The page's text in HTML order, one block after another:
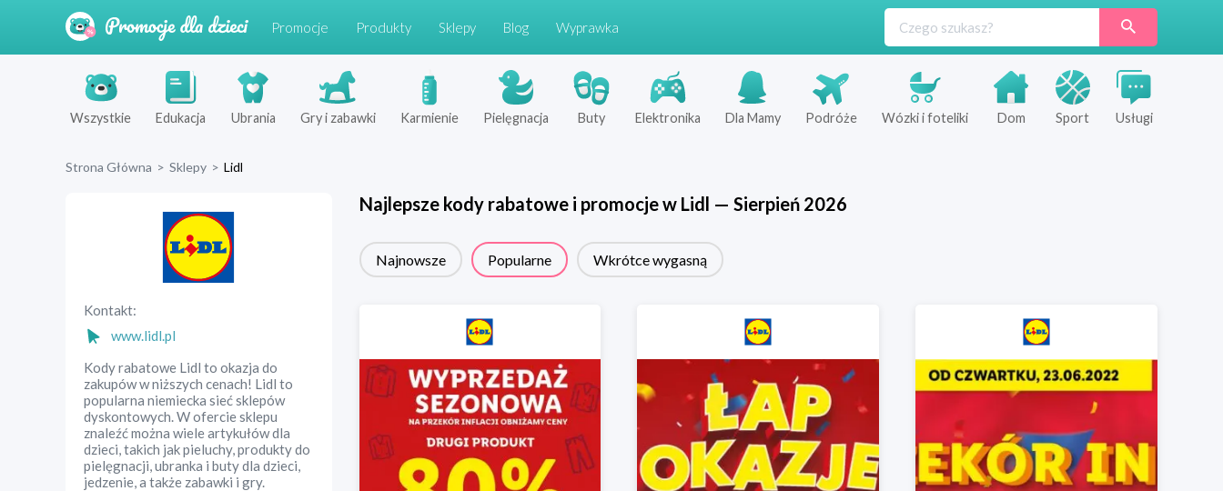
Promocje Produkty Sklepy Blog Wyprawka
Wszystkie Edukacja Ubrania Gry i zabawki Karmienie Pielęgnacja Buty Elektronika Dla Mamy Podróże Wózki i foteliki Dom Sport Usługi
Strona Główna > Sklepy > Lidl
Kontakt:
www.lidl.pl
Kody rabatowe Lidl to okazja do
zakupów w niższych cenach! Lidl to
popularna niemiecka sieć sklepów
dyskontowych. W ofercie sklepu
znaleźć można wiele artykułów dla
dzieci, takich jak pieluchy, produkty do
pielęgnacji, ubranka i buty dla dzieci,
jedzenie, a także zabawki i gry.
Najlepsze kody rabatowe i promocje w Lidl — Sierpień 2026
Najnowsze Popularne Wkrótce wygasną